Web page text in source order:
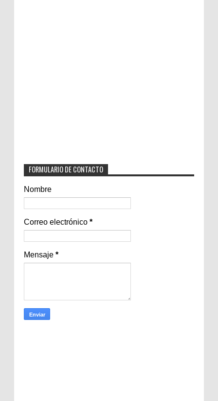
FORMULARIO DE CONTACTO
Nombre
Correo electrónico *
Mensaje *